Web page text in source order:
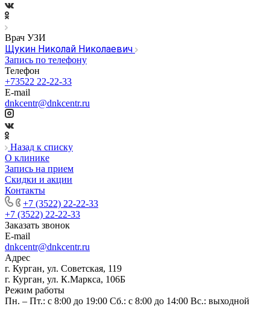
Врач УЗИ
Щукин Николай Николаевич
Запись по телефону
Телефон
+73522 22-22-33
E-mail
dnkcentr@dnkcentr.ru
Назад к списку
О клинике
Запись на прием
Скидки и акции
Контакты
+7 (3522) 22-22-33
+7 (3522) 22-22-33
Заказать звонок
E-mail
dnkcentr@dnkcentr.ru
Адрес
г. Курган, ул. Советская, 119
г. Курган, ул. К.Маркса, 106Б
Режим работы
Пн. – Пт.: с 8:00 до 19:00 Сб.: с 8:00 до 14:00 Вс.: выходной